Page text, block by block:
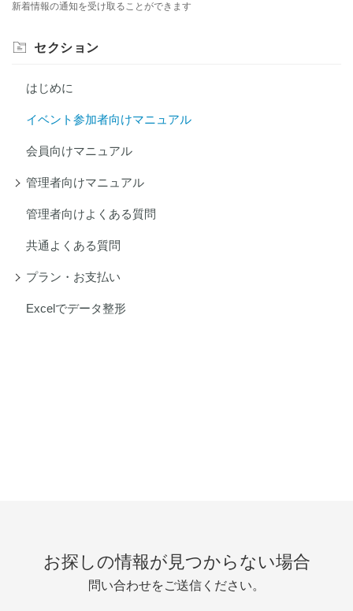
新着情報の通知を受け取ることができます
セクション
はじめに
イベント参加者向けマニュアル
会員向けマニュアル
管理者向けマニュアル
管理者向けよくある質問
共通よくある質問
プラン・お支払い
Excelでデータ整形
お探しの情報が見つからない場合
問い合わせをご送信ください。